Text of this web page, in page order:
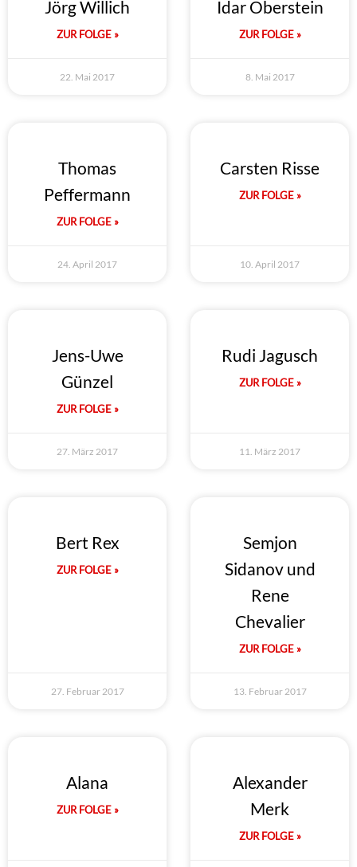
Jörg Willich
ZUR FOLGE »
22. Mai 2017
Idar Oberstein
ZUR FOLGE »
8. Mai 2017
Thomas
Peffermann
ZUR FOLGE »
24. April 2017
Carsten Risse
ZUR FOLGE »
10. April 2017
Jens-Uwe
Günzel
ZUR FOLGE »
27. März 2017
Rudi Jagusch
ZUR FOLGE »
11. März 2017
Bert Rex
ZUR FOLGE »
27. Februar 2017
Semjon
Sidanov und
Rene
Chevalier
ZUR FOLGE »
13. Februar 2017
Alana
ZUR FOLGE »
Alexander
Merk
ZUR FOLGE »